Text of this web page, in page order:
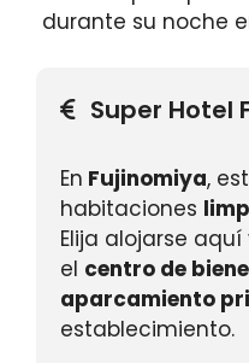
durante su noche
Super Hotel
En Fujinomiya,
habitaciones
Elija alojarse
el centro de
aparcamiento
establecimiento.